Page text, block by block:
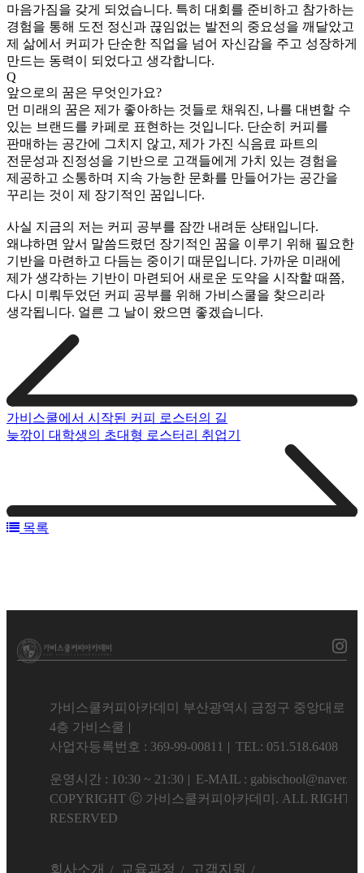
마음가짐을 갖게 되었습니다. 특히 대회를 준비하고 참가하는
경험을 통해 도전 정신과 끊임없는 발전의 중요성을 깨달았고
제 삶에서 커피가 단순한 직업을 넘어 자신감을 주고 성장하게
만드는 동력이 되었다고 생각합니다.
Q
앞으로의 꿈은 무엇인가요?
먼 미래의 꿈은 제가 좋아하는 것들로 채워진, 나를 대변할 수
있는 브랜드를 카페로 표현하는 것입니다. 단순히 커피를
판매하는 공간에 그치지 않고, 제가 가진 식음료 파트의
전문성과 진정성을 기반으로 고객들에게 가치 있는 경험을
제공하고 소통하며 지속 가능한 문화를 만들어가는 공간을
꾸리는 것이 제 장기적인 꿈입니다.
사실 지금의 저는 커피 공부를 잠깐 내려둔 상태입니다.
왜냐하면 앞서 말씀드렸던 장기적인 꿈을 이루기 위해 필요한
기반을 마련하고 다듬는 중이기 때문입니다. 가까운 미래에
제가 생각하는 기반이 마련되어 새로운 도약을 시작할 때쯤,
다시 미뤄두었던 커피 공부를 위해 가비스쿨을 찾으리라
생각됩니다. 얼른 그 날이 왔으면 좋겠습니다.
가비스쿨에서 시작된 커피 로스터의 길
늦깎이 대학생의 초대형 로스터리 취업기
목록
가비스쿨커피아카데미 부산광역시 금정구 중앙대로
4층 가비스쿨
사업자등록번호 : 369-99-00811
TEL: 051.518.6408
운영시간 : 10:30 ~ 21:30
E-MAIL :
COPYRIGHT Ⓒ 가비스쿨커피아카데미. ALL RIGHTS
RESERVED
회사소개 교육과정 고객지원